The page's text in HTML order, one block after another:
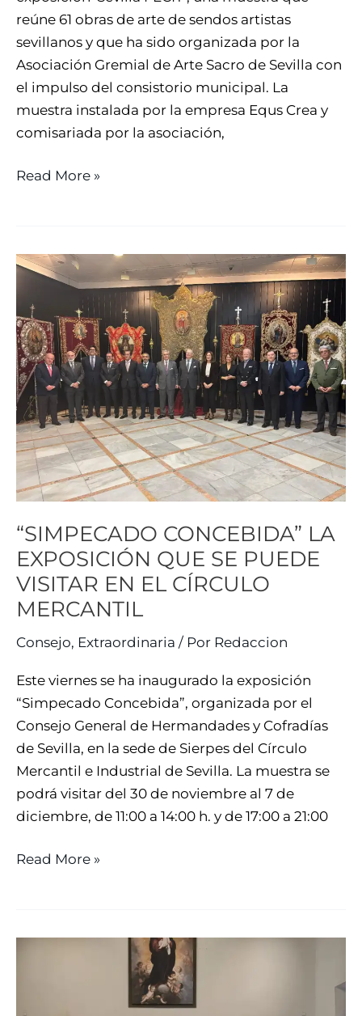
reúne 61 obras de arte de sendos artistas
sevillanos y que ha sido organizada por la
Asociación Gremial de Arte Sacro de Sevilla con
el impulso del consistorio municipal. La
muestra instalada por la empresa Equs Crea y
comisariada por la asociación,
Read More »
“SIMPECADO CONCEBIDA” LA
EXPOSICIÓN QUE SE PUEDE
VISITAR EN EL CÍRCULO
MERCANTIL
Consejo, Extraordinaria / Por Redaccion
Este viernes se ha inaugurado la exposición
“Simpecado Concebida”, organizada por el
Consejo General de Hermandades y Cofradías
de Sevilla, en la sede de Sierpes del Círculo
Mercantil e Industrial de Sevilla. La muestra se
podrá visitar del 30 de noviembre al 7 de
diciembre, de 11:00 a 14:00 h. y de 17:00 a 21:00
“SIMPECADO
CONCEBIDA”
LA
EXPOSICIÓN
QUE
SE
PUEDE
VISITAR
EN
CÍRCULO
Read More »